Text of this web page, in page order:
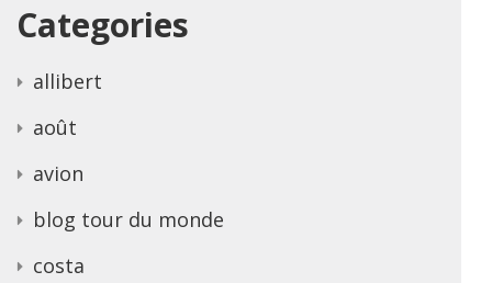
Categories
allibert
août
avion
blog tour du monde
costa